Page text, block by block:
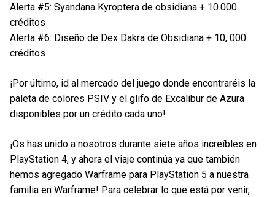
Alerta #5: Syandana Kyroptera de obsidiana + 10.000
créditos
Alerta #6: Diseño de Dex Dakra de Obsidiana + 10, 000
créditos
¡Por último, id al mercado del juego donde encontraréis la
paleta de colores PSIV y el glifo de Excalibur de Azura
disponibles por un crédito cada uno!
¡Os has unido a nosotros durante siete años increíbles en
PlayStation 4, y ahora el viaje continúa ya que también
hemos agregado Warframe para PlayStation 5 a nuestra
familia en Warframe! Para celebrar lo que está por venir,